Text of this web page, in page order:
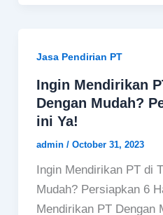
Jasa Pendirian PT
Ingin Mendirikan
Dengan Mudah?
ini Ya!
admin / October 31, 2023
Ingin Mendirikan PT di
Mudah? Persiapkan 6
Mendirikan PT Dengan